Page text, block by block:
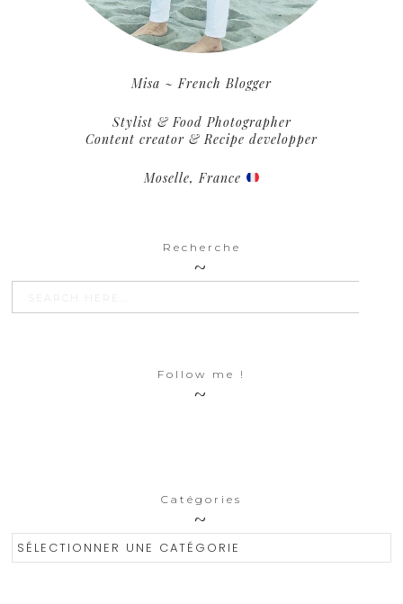
Misa ~ French Blogger
Stylist & Food Photographer
Content creator & Recipe developper
Moselle, France
Recherche
Search SEARCH
Follow me !
Catégories
Catégories